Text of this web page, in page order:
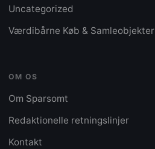
Uncategorized
Værdibårne Køb & Samleobjekter
OM OS
Om Sparsomt
Redaktionelle retningslinjer
Kontakt